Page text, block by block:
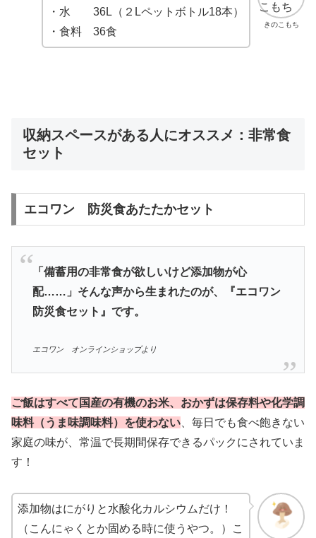
きのこもち
・水 36L（２Lペットボトル18本）
・食料 36食
収納スペースがある人にオススメ：非常食
セット
エコワン 防災食あたたかセット
「備蓄用の非常食が欲しいけど添加物が心
配……」そんな声から生まれたのが、『エコワン
防災食セット』です。
エコワン オンラインショップより
ご飯はすべて国産の有機のお米、おかずは保存料や化学調
味料（うま味調味料）を使わない、毎日でも食べ飽きない
家庭の味が、常温で長期間保存できるパックにされていま
す！
添加物はにがりと水酸化カルシウムだけ！
（こんにゃくとか固める時に使うやつ。）こ